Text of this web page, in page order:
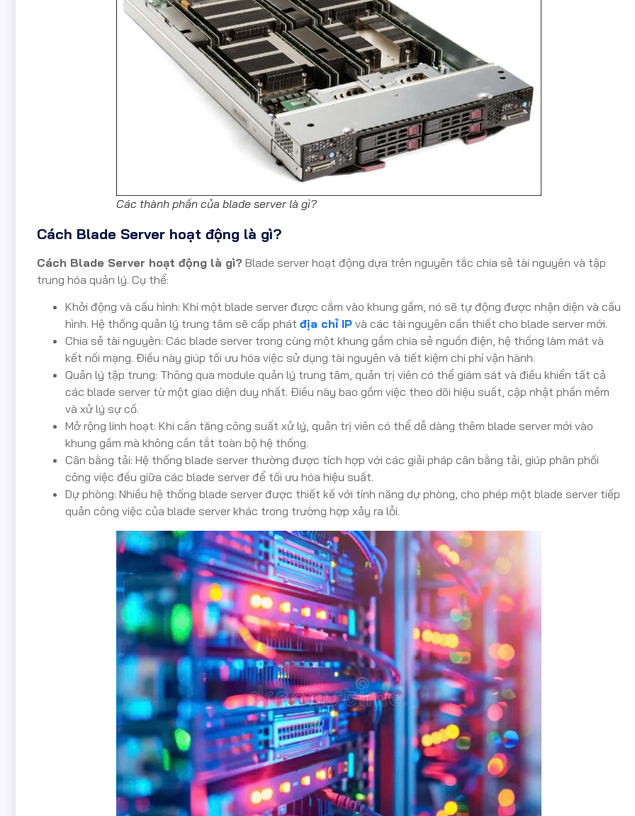
Các thành phần của blade server là gì?
Cách Blade Server hoạt động là gì?
Cách Blade Server hoạt động là gì? Blade server hoạt động dựa trên nguyên tắc chia sẻ tài nguyên và tập
trung hóa quản lý. Cụ thể:
Khởi động và cấu hình: Khi một blade server được cắm vào khung gầm, nó sẽ tự động được nhận diện và cấu
hình. Hệ thống quản lý trung tâm sẽ cấp phát địa chỉ IP và các tài nguyên cần thiết cho blade server mới.
Chia sẻ tài nguyên: Các blade server trong cùng một khung gầm chia sẻ nguồn điện, hệ thống làm mát và
kết nối mạng. Điều này giúp tối ưu hóa việc sử dụng tài nguyên và tiết kiệm chi phí vận hành.
Quản lý tập trung: Thông qua module quản lý trung tâm, quản trị viên có thể giám sát và điều khiển tất cả
các blade server từ một giao diện duy nhất. Điều này bao gồm việc theo dõi hiệu suất, cập nhật phần mềm
và xử lý sự cố.
Mở rộng linh hoạt: Khi cần tăng công suất xử lý, quản trị viên có thể dễ dàng thêm blade server mới vào
khung gầm mà không cần tắt toàn bộ hệ thống.
Cân bằng tải: Hệ thống blade server thường được tích hợp với các giải pháp cân bằng tải, giúp phân phối
công việc đều giữa các blade server để tối ưu hóa hiệu suất.
Dự phòng: Nhiều hệ thống blade server được thiết kế với tính năng dự phòng, cho phép một blade server tiếp
quản công việc của blade server khác trong trường hợp xảy ra lỗi.